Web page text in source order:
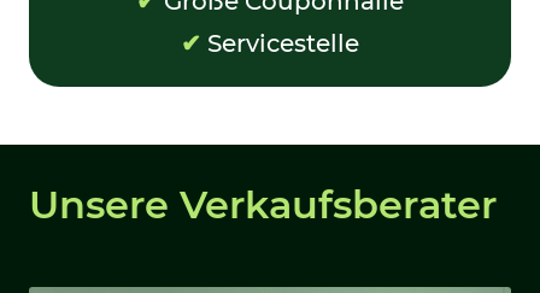
✔ Servicestelle
Unsere Verkaufsberater